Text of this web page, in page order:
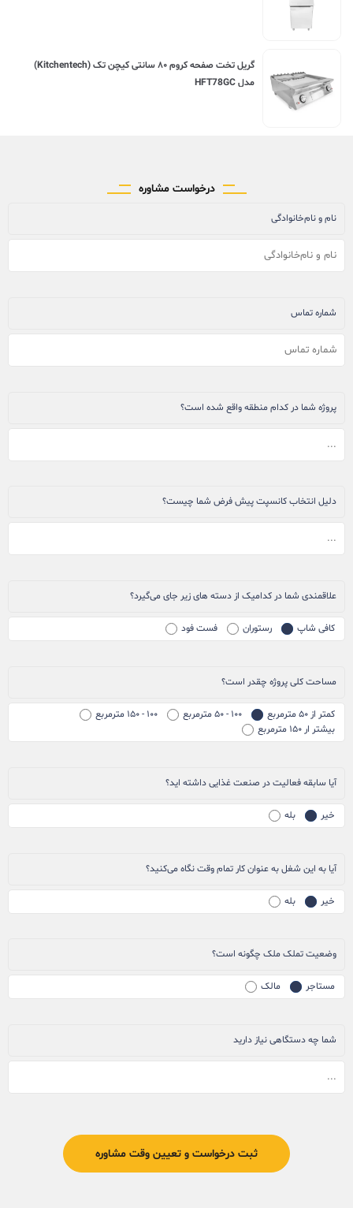
گریل تخت صفحه کروم ۸۰ سانتی کیچن تک (Kitchentech)
مدل HFT78GC
درخواست مشاوره
نام و نام‌خانوادگی
شماره تماس
پروژه شما در کدام منطقه واقع شده است؟
دلیل انتخاب کانسپت پیش فرض شما چیست؟
علاقمندی شما در کدامیک از دسته های زیر جای می‌گیرد؟
کافی شاپ رستوران فست فود
مساحت کلی پروژه چقدر است؟
کمتر از ۵۰ مترمربع ۱۰۰ - ۵۰ مترمربع
۱۰۰ - ۱۵۰ مترمربع
بیشتر ار ۱۵۰ مترمربع
آیا سابقه فعالیت در صنعت غذایی داشته اید؟
خیر بله
آیا به این شغل به عنوان کار تمام وقت نگاه می‌کنید؟
خیر بله
وضعیت تملک ملک چگونه است؟
مستاجر مالک
شما چه دستگاهی نیاز دارید